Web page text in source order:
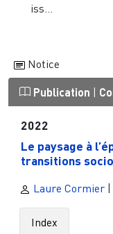
iss...
Notice
Publication |
2022
Le paysage à
transitions
Laure Cormier |
Index